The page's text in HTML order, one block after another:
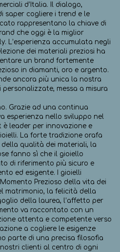
d’Italia. Il dialogo,
saper cogliere i trend e le
rappresentano la chiave di
che oggi è la miglior
L’esperienza accumulata negli
dei materiali preziosi ha
un brand fortemente
in diamanti, oro e argento.
ancora più unica la nostra
messa a misura
Grazie ad una continua
esperienza nello sviluppo nel
è leader per innovazione e
La forte tradizione orafa
qualità dei materiali, la
fanno sì che il gioiello
di riferimento più sicuro e
ed esigente. I gioielli
Prezioso della vita dei
matrimonio, la felicità della
della laurea, l’affetto per
va raccontato con un
attenta e competente verso
a cogliere le esigenze
parte di una precisa filosofia
clienti al centro di ogni